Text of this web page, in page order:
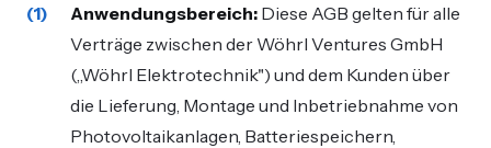
Anwendungsbereich: Diese AGB gelten für alle
Verträge zwischen der Wöhrl Ventures GmbH
(„Wöhrl Elektrotechnik") und dem Kunden über
die Lieferung, Montage und Inbetriebnahme von
Photovoltaikanlagen, Batteriespeichern,